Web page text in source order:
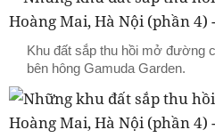
Khu đất sắp thu hồi mở đường
bên hông Gamuda Garden.